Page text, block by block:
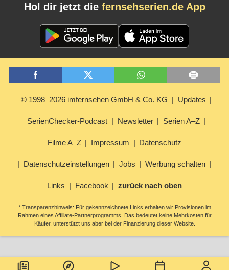
Hol dir jetzt die fernsehserien.de App
© 1998–2026 imfernsehen GmbH & Co. KG Updates
SerienChecker-Podcast Newsletter Serien A–Z
Filme A–Z Impressum Datenschutz
Datenschutzeinstellungen Jobs Werbung schalten
Links Facebook zurück nach oben
* Transparenzhinweis: Für gekennzeichnete Links erhalten wir Provisionen im
Rahmen eines Affiliate-Partnerprogramms. Das bedeutet keine Mehrkosten für
Käufer, unterstützt uns aber bei der Finanzierung dieser Website.